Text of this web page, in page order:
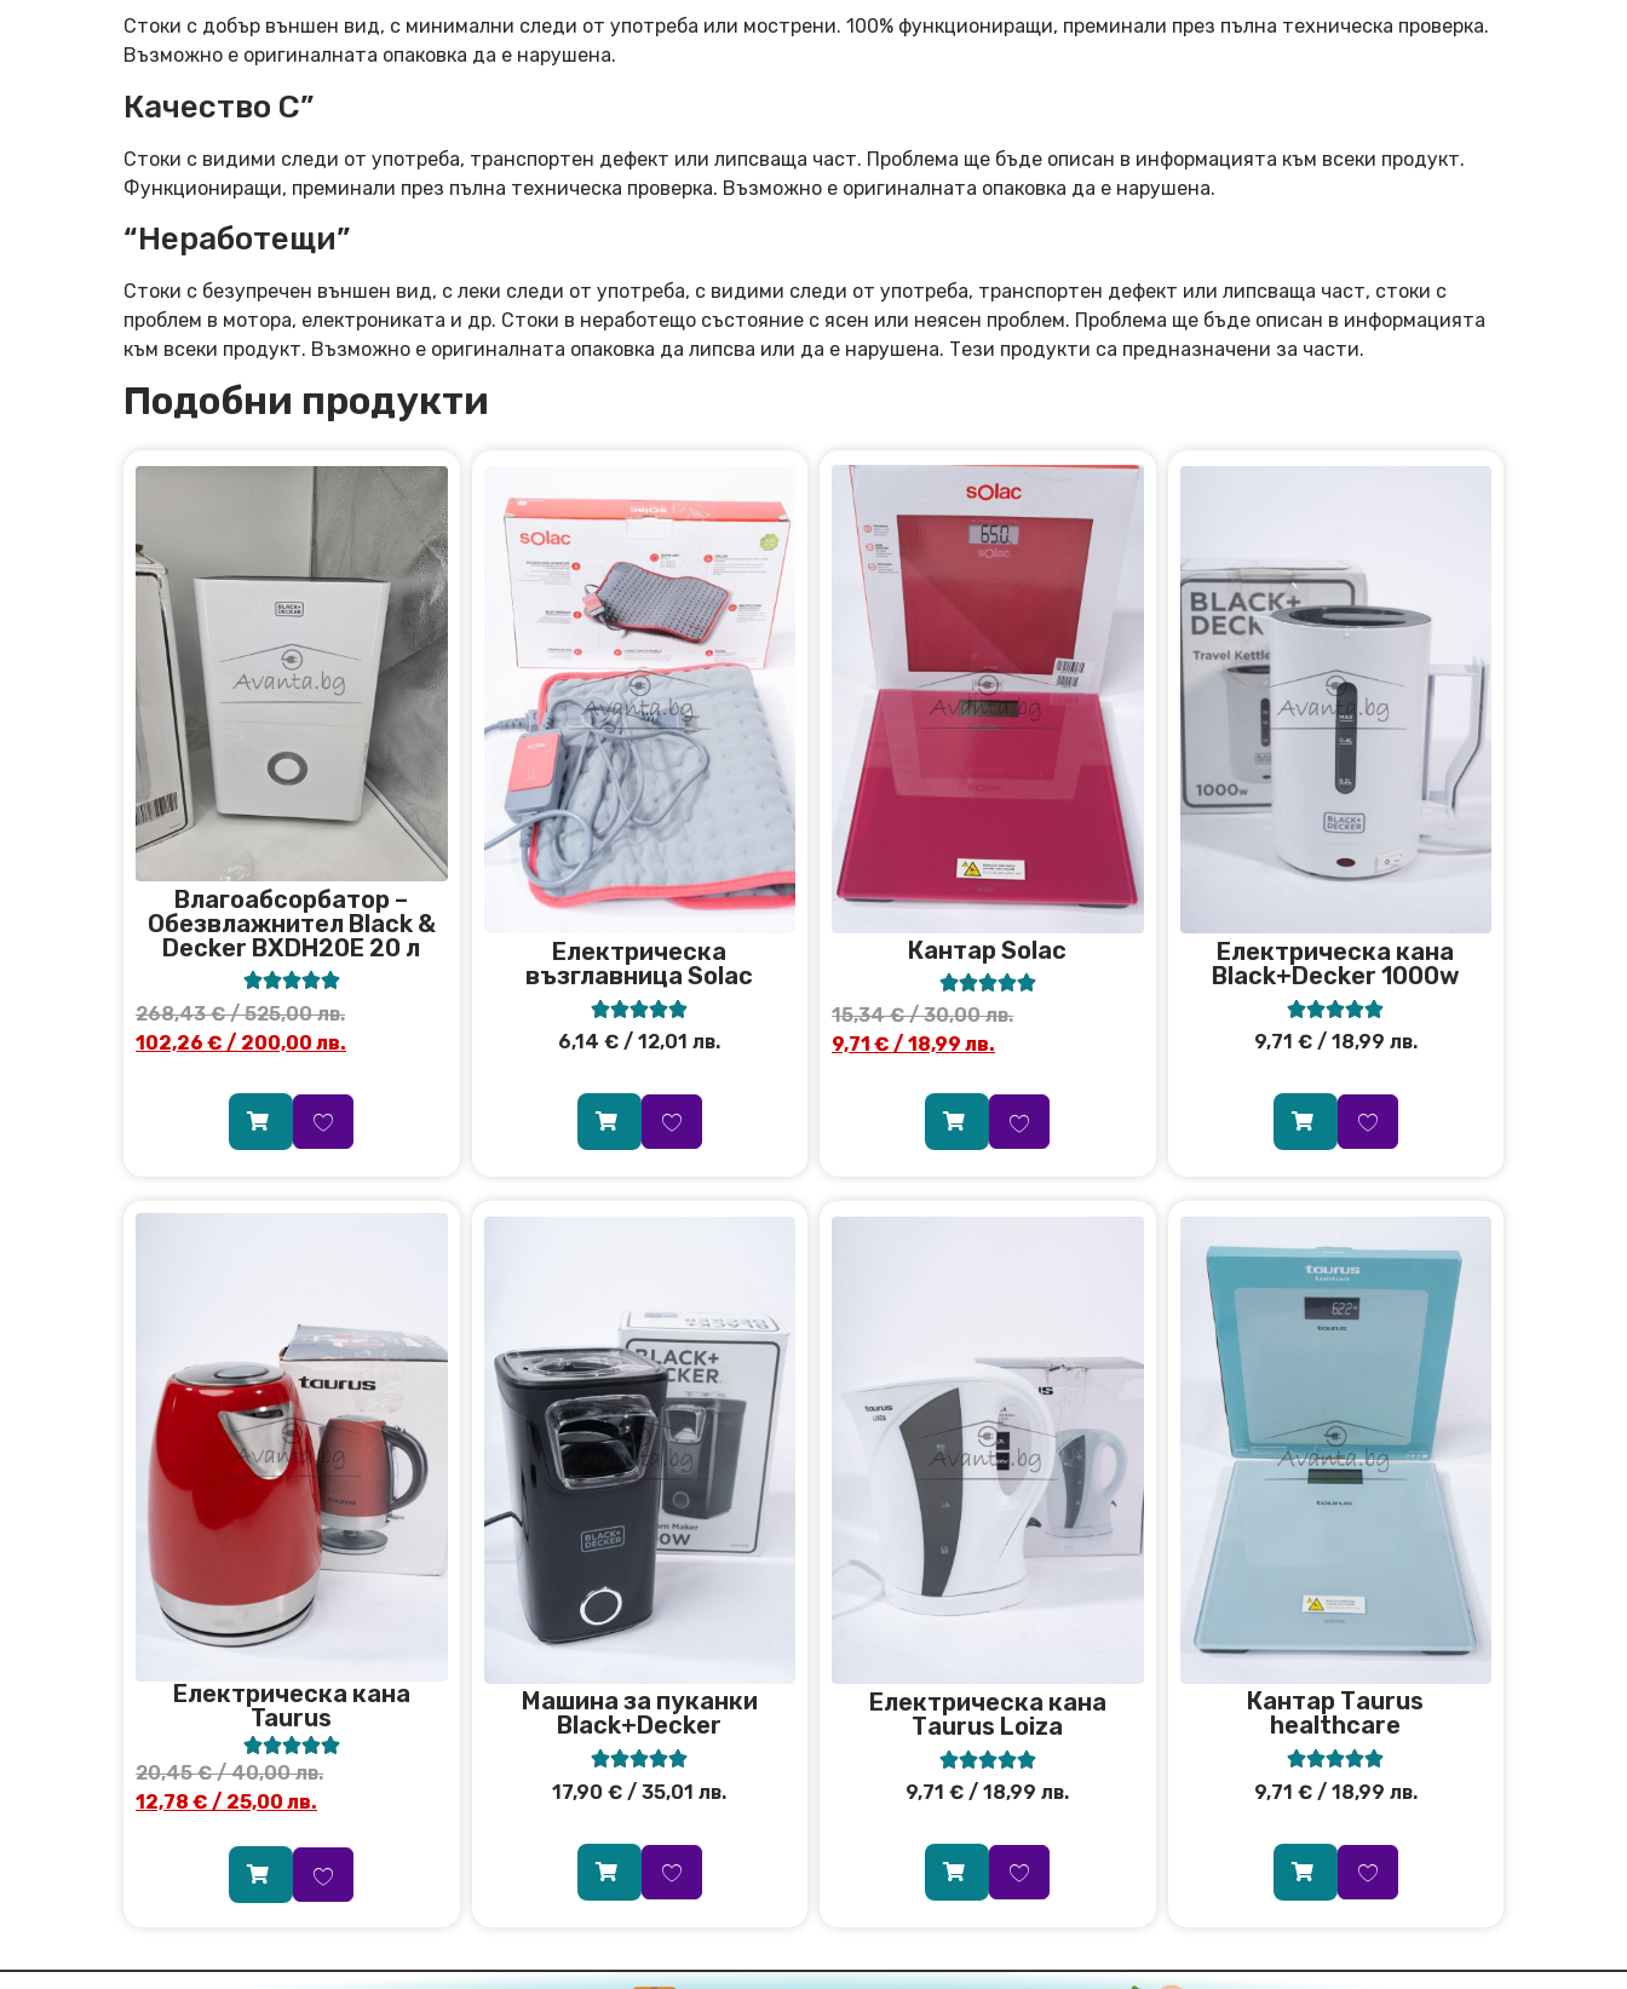
Стоки с добър външен вид, с минимални следи от употреба или мострени. 100% функциониращи, преминали през пълна техническа проверка.
Възможно е оригиналната опаковка да е нарушена.
Качество C”
Стоки с видими следи от употреба, транспортен дефект или липсваща част. Проблема ще бъде описан в информацията към всеки продукт.
Функциониращи, преминали през пълна техническа проверка. Възможно е оригиналната опаковка да е нарушена.
“Неработещи”
Стоки с безупречен външен вид, с леки следи от употреба, с видими следи от употреба, транспортен дефект или липсваща част, стоки с
проблем в мотора, електрониката и др. Стоки в неработещо състояние с ясен или неясен проблем. Проблема ще бъде описан в информацията
към всеки продукт. Възможно е оригиналната опаковка да липсва или да е нарушена. Тези продукти са предназначени за части.
Подобни продукти
Влагоабсорбатор –
Обезвлажнител Black &
Decker BXDH20E 20 л

268,43€/ 525,00 лв.
102,26 € / 200,00 лв.
Електрическа
възглавница Solac

6,14€ / 12,01 лв.
Кантар Solac

15,34€/ 30,00 лв.
9,71 € / 18,99 лв.
Електрическа кана
Black+Decker 1000w

9,71 €/ 18,99 лв.
Електрическа кана
Taurus

20,45€/ 40,00 лв.
12,78 € / 25,00 лв.
Машина за пуканки
Black+Decker

17,90€ / 35,01 лв.
Електрическа кана
Тaurus Loiza

9,71€ / 18,99 лв.
Кантар Тaurus
healthcare

9,71 €/ 18,99 лв.